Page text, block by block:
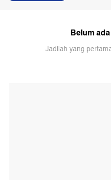
Belum
Jadilah yang